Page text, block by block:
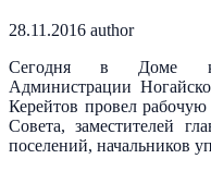
28.11.2016 author
Сегодня в Доме
Администрации
Керейтов провел
Совета, заместителей
поселений, начальников